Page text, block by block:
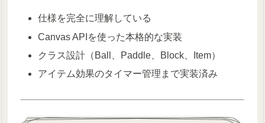
仕様を完全に理解している
Canvas APIを使った本格的な実装
クラス設計（Ball、Paddle、Block、Item）
アイテム効果のタイマー管理まで実装済み